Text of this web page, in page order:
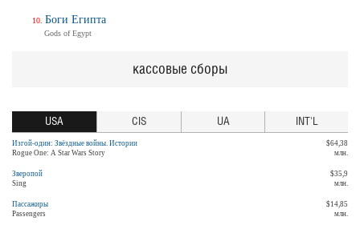
Боги Египта
Gods of Egypt
кассовые сборы
USA CIS UA INT'L
Изгой-один: Звёздные войны. Истории
Rogue One: A Star Wars Story
$64,38
млн.
Зверопой
Sing
$35,9
млн.
Пассажиры
Passengers
$14,85
млн.